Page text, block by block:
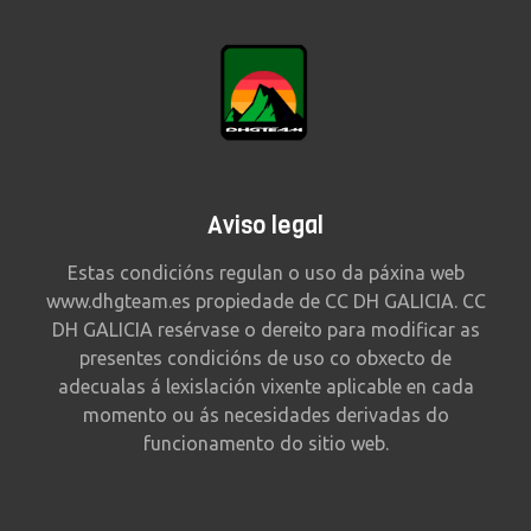
Aviso legal
Estas condicións regulan o uso da páxina web
www.dhgteam.es propiedade de CC DH GALICIA. CC
DH GALICIA resérvase o dereito para modificar as
presentes condicións de uso co obxecto de
adecualas á lexislación vixente aplicable en cada
momento ou ás necesidades derivadas do
funcionamento do sitio web.